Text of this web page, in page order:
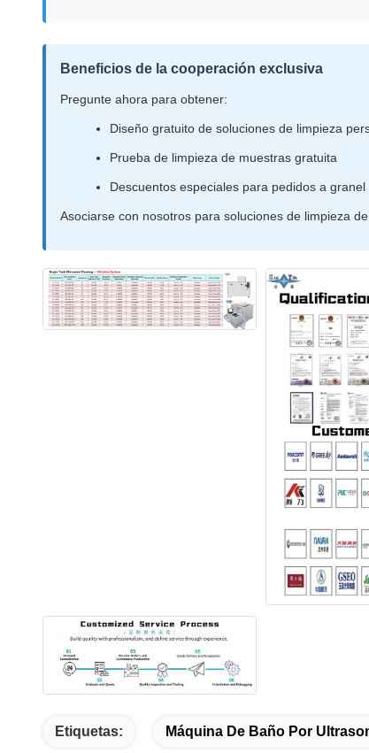
Beneficios de la cooperación exclusiva
Pregunte ahora para obtener:
Diseño gratuito de soluciones de limpieza
Prueba de limpieza de muestras gratuita
Descuentos especiales para pedidos a granel
Asociarse con nosotros para soluciones de limpieza
Etiquetas: Máquina De Baño Por